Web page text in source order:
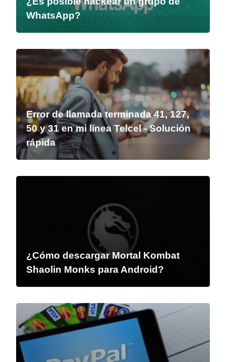
WhatsApp?
Error de llamada terminada 41, 127,
50 y 31 en mi línea Telcel - Solución
rápida
¿Cómo descargar Mortal Kombat
Shaolin Monks para Android?